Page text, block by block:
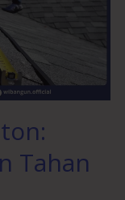
Tahan